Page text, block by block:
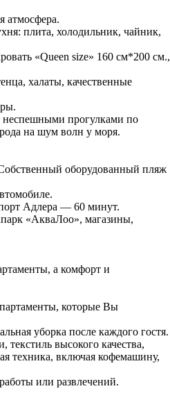
атмосфера.
плита, холодильник, чайник,
«Quееn sizе» 160 см*200 см.,
халаты, качественные
неспешными прогулками по
на шум волн у моря.
оборудованный пляж
Адлера — 60 минут.
«АкваЛоо», магазины,
а комфорт и
которые Вы
уборка после каждого гостя.
текстиль высокого качества,
техника, включая кофемашину,
или развлечений.